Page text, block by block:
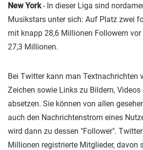
New York- In dieser Liga sind
Musikstars unter sich: Auf Platz zwei
mit knapp 28,6 Millionen Followern vor
27,3 Millionen.
Bei Twitter kann man Textnachrichten
Zeichen sowie Links zu Bildern, Videos
absetzen. Sie können von allen
auch den Nachrichtenstrom eines
wird dann zu dessen "Follower".
Millionen registrierte Mitglieder, davon